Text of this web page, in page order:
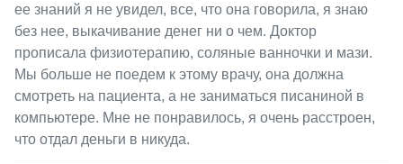
ее знаний я не увидел, все, что она говорила, я знаю
без нее, выкачивание денег ни о чем. Доктор
прописала физиотерапию, соляные ванночки и мази.
Мы больше не поедем к этому врачу, она должна
смотреть на пациента, а не заниматься писаниной в
компьютере. Мне не понравилось, я очень расстроен,
что отдал деньги в никуда.